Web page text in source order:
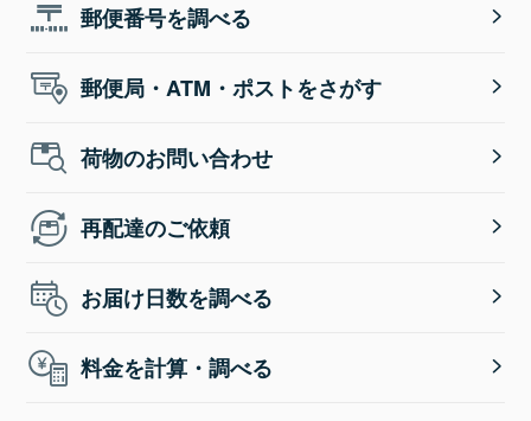
郵便番号を調べる
郵便局・ATM・ポストをさがす
荷物のお問い合わせ
再配達のご依頼
お届け日数を調べる
料金を計算・調べる